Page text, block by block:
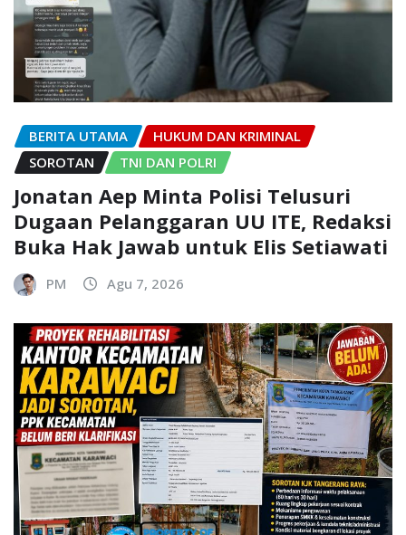
BERITA UTAMA
HUKUM DAN KRIMINAL
SOROTAN
TNI DAN POLRI
Jonatan Aep Minta Polisi Telusuri
Dugaan Pelanggaran UU ITE, Redaksi
Buka Hak Jawab untuk Elis Setiawati
PM Agu 7, 2026